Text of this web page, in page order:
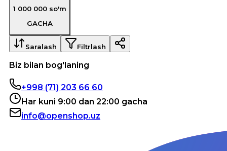
1 000 000 so'm
GACHA
Saralash Filtrlash
Biz bilan bog'laning
+998 (71) 203 66 60
Har kuni 9:00 dan 22:00 gacha
info@openshop.uz